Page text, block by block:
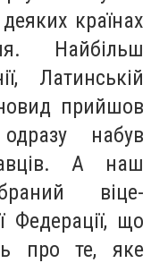
країнах
Найбільш
Латинській
прийшов
набув
А наш
віце-
Федерації, що
про те, яке